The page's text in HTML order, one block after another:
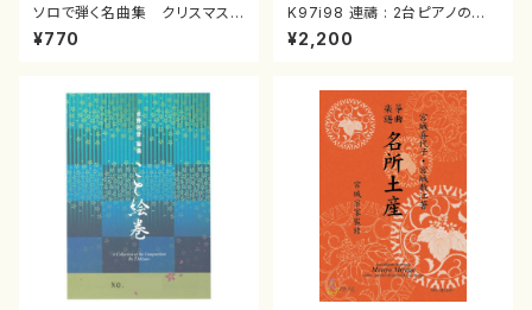
ソロで弾く名曲集 クリスマス・
イブ／恋人がサンタクロース(
箏独奏 /大平光美 編曲/楽
¥770
K97i98 連禱 : 2台ピアノのた
めの（2 Pianos / 菊池 幸夫 /
楽譜）
¥2,200